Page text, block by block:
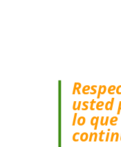
usted
lo que